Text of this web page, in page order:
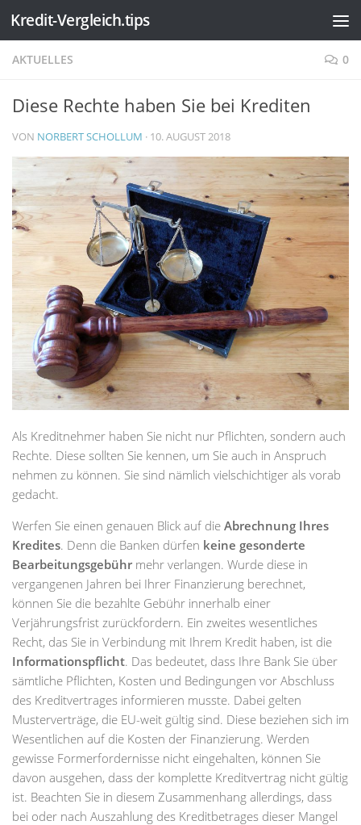
Zum Inhalt springen
Kredit-Vergleich.tips
AKTUELLES 0
Diese Rechte haben Sie bei Krediten
VON NORBERT SCHOLLUM · 10. AUGUST 2018
Als Kreditnehmer haben Sie nicht nur Pflichten, sondern auch
Rechte. Diese sollten Sie kennen, um Sie auch in Anspruch
nehmen zu können. Sie sind nämlich vielschichtiger als vorab
gedacht.
Werfen Sie einen genauen Blick auf die Abrechnung Ihres
Kredites. Denn die Banken dürfen keine gesonderte
Bearbeitungsgebühr mehr verlangen. Wurde diese in
vergangenen Jahren bei Ihrer Finanzierung berechnet,
können Sie die bezahlte Gebühr innerhalb einer
Verjährungsfrist zurückfordern. Ein zweites wesentliches
Recht, das Sie in Verbindung mit Ihrem Kredit haben, ist die
Informationspflicht. Das bedeutet, dass Ihre Bank Sie über
sämtliche Pflichten, Kosten und Bedingungen vor Abschluss
des Kreditvertrages informieren musste. Dabei gelten
Musterverträge, die EU-weit gültig sind. Diese beziehen sich im
Wesentlichen auf die Kosten der Finanzierung. Werden
gewisse Formerfordernisse nicht eingehalten, können Sie
davon ausgehen, dass der komplette Kreditvertrag nicht gültig
ist. Beachten Sie in diesem Zusammenhang allerdings, dass
bei oder nach Auszahlung des Kreditbetrages dieser Mangel